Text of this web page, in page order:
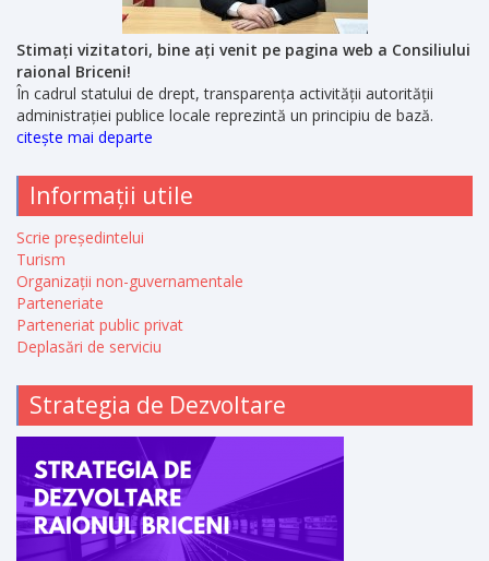
Stimați vizitatori, bine ați venit pe pagina web a Consiliului
raional Briceni!
În cadrul statului de drept, transparența activității autorității
administrației publice locale reprezintă un principiu de bază.
citește mai departe
Informații utile
Scrie președintelui
Turism
Organizații non-guvernamentale
Parteneriate
Parteneriat public privat
Deplasări de serviciu
Strategia de Dezvoltare